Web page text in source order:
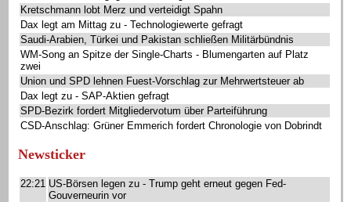
Kretschmann lobt Merz und verteidigt Spahn
Dax legt am Mittag zu - Technologiewerte gefragt
Saudi-Arabien, Türkei und Pakistan schließen Militärbündnis
WM-Song an Spitze der Single-Charts - Blumengarten auf Platz
zwei
Union und SPD lehnen Fuest-Vorschlag zur Mehrwertsteuer ab
Dax legt zu - SAP-Aktien gefragt
SPD-Bezirk fordert Mitgliedervotum über Parteiführung
CSD-Anschlag: Grüner Emmerich fordert Chronologie von Dobrindt
Newsticker
22:21 US-Börsen legen zu - Trump geht erneut gegen Fed-
Gouverneurin vor